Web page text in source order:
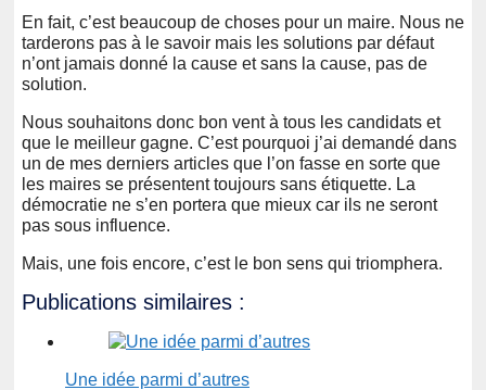
En fait, c’est beaucoup de choses pour un maire. Nous ne
tarderons pas à le savoir mais les solutions par défaut
n’ont jamais donné la cause et sans la cause, pas de
solution.
Nous souhaitons donc bon vent à tous les candidats et
que le meilleur gagne. C’est pourquoi j’ai demandé dans
un de mes derniers articles que l’on fasse en sorte que
les maires se présentent toujours sans étiquette. La
démocratie ne s’en portera que mieux car ils ne seront
pas sous influence.
Mais, une fois encore, c’est le bon sens qui triomphera.
Publications similaires :
Une idée parmi d’autres